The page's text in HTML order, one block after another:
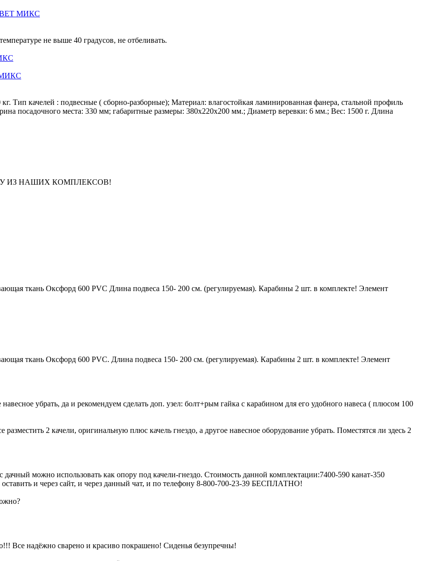
не выше 40 градусов, не отбеливать.
Тип качелей : подвесные ( сборно-разборные); Материал: влагостойкая ламинированная фанера, стальной профиль
посадочного места: 330 мм; габаритные размеры: 380х220х200 мм.; Диаметр веревки: 6 мм.; Вес: 1500 г. Длина
ИЗ НАШИХ КОМПЛЕКСОВ!
ткань Оксфорд 600 PVC Длина подвеса 150- 200 см. (регулируемая). Карабины 2 шт. в комплекте! Элемент
ткань Оксфорд 600 PVC. Длина подвеса 150- 200 см. (регулируемая). Карабины 2 шт. в комплекте! Элемент
убрать, да и рекомендуем сделать доп. узел: болт+рым гайка с карабином для его удобного навеса ( плюсом 100
2 качели, оригинальную плюс качель гнездо, а другое навесное оборудование убрать. Поместятся ли здесь 2
можно использовать как опору под качели-гнездо. Стоимость данной комплектации:7400-590 канат-350
и через сайт, и через данный чат, и по телефону 8-800-700-23-39 БЕСПЛАТНО!
Все надёжно сварено и красиво покрашено! Сиденья безупречны!